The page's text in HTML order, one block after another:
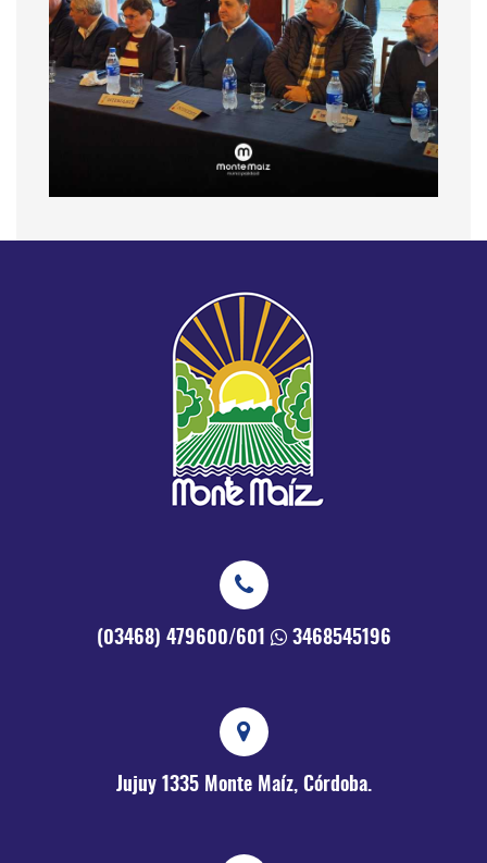
(03468) 479600/601 3468545196
Jujuy 1335 Monte Maíz, Córdoba.